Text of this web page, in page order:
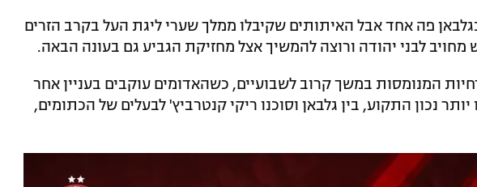
פה אחד אבל האיתותים שקיבלו ממלך שערי ליגת העל בקרב הזרים
מחויב לבני יהודה ורוצה להמשיך אצל מחזיקת הגביע גם בעונה הבאה.
המנומסות במשך קרוב לשבועיים, כשהאדומים עוקבים בעניין אחר
נכון התקוע, בין גלבאן וסוכנו ריקי קנטרביץ' לבעלים של הכתומים,